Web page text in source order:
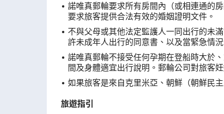
諾唯真郵輪要求所有房間內（或相連通的
要求旅客提供合法有效的婚姻證明文件。
不與父母或其他法定監護人一同出行的未
許未成年人出行的同意書、以及當緊急情
諾唯真郵輪不接受任何孕期在登船時大於
間及身體適宜出行說明。郵輪公司對旅客
如果旅客是來自克里米亞、朝鮮（朝鮮民
旅遊指引